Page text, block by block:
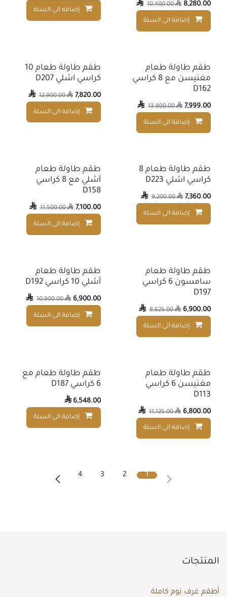
8,280.00
10,400.00
إضافة الى السلة إضافة إلى قائمة الأمنيات
إضافة الى السلة
طقم طاولة طعام
مغنيسن مع 8 كراسي
D162
7,999.00
13,800.00
إضافة الى السلة إضافة إلى قائمة الأمنيات
طقم طاولة طعام 10
كراسي اشلي D207
7,820.00
12,900.00
إضافة الى السلة
طقم طاولة طعام 8
كراسي اشلي D223
7,360.00
9,200.00
إضافة الى السلة إضافة إلى قائمة الأمنيات
طقم طاولة طعام
آشلي مع 8 كراسي
D158
7,100.00
11,500.00
إضافة الى السلة
طقم طاولة طعام
سامسون 6 كراسي
D197
6,900.00
8,625.00
إضافة الى السلة إضافة إلى قائمة الأمنيات
طقم طاولة طعام
آشلي 10 كراسي D192
6,900.00
10,900.00
إضافة الى السلة
طقم طاولة طعام
مغنيسن 6 كراسي
D113
6,800.00
11,125.00
إضافة الى السلة إضافة إلى قائمة الأمنيات
طقم طاولة طعام مع
6 كراسي D187
6,548.00

إضافة الى السلة
1
2
3
4
المنتجات
أطقم غرف نوم كاملة